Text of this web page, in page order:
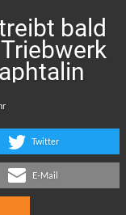
bald
Twitter
E-Mail